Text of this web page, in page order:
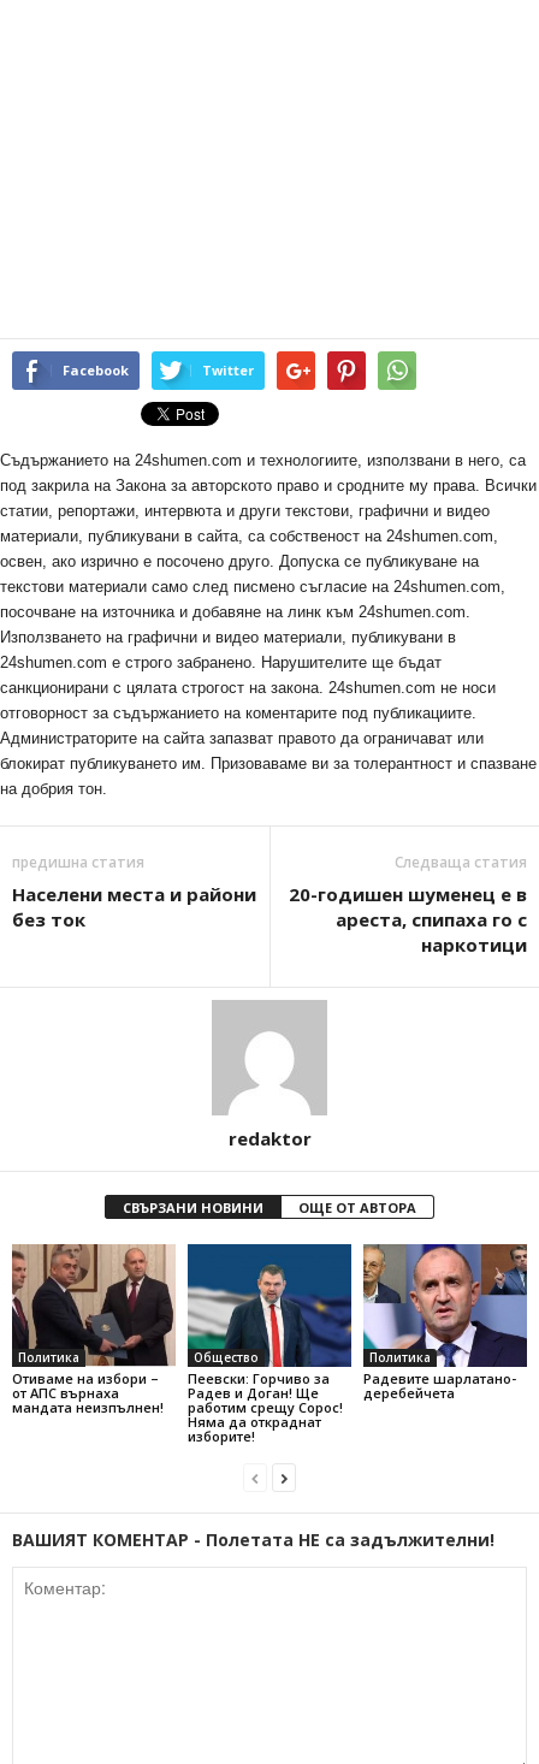
Facebook Twitter
Съдържанието на 24shumen.com и технологиите, използвани в него, са
под закрила на Закона за авторското право и сродните му права. Всички
статии, репортажи, интервюта и други текстови, графични и видео
материали, публикувани в сайта, са собственост на 24shumen.com,
освен, ако изрично е посочено друго. Допуска се публикуване на
текстови материали само след писмено съгласие на 24shumen.com,
посочване на източника и добавяне на линк към 24shumen.com.
Използването на графични и видео материали, публикувани в
24shumen.com е строго забранено. Нарушителите ще бъдат
санкционирани с цялата строгост на закона. 24shumen.com не носи
отговорност за съдържанието на коментарите под публикациите.
Администраторите на сайта запазват правото да ограничават или
блокират публикуването им. Призоваваме ви за толерантност и спазване
на добрия тон.
предишна статия
Населени места и райони
без ток
Следваща статия
20-годишен шуменец е в
ареста, спипаха го с
наркотици
redaktor
СВЪРЗАНИ НОВИНИ ОЩЕ ОТ АВТОРА
Политика
Отиваме на избори –
от АПС върнаха
мандата неизпълнен!
Общество
Пеевски: Горчиво за
Радев и Доган! Ще
работим срещу Сорос!
Няма да откраднат
изборите!
Политика
Радевите шарлатано-
деребейчета
ВАШИЯТ КОМЕНТАР - Полетата НЕ са задължителни!